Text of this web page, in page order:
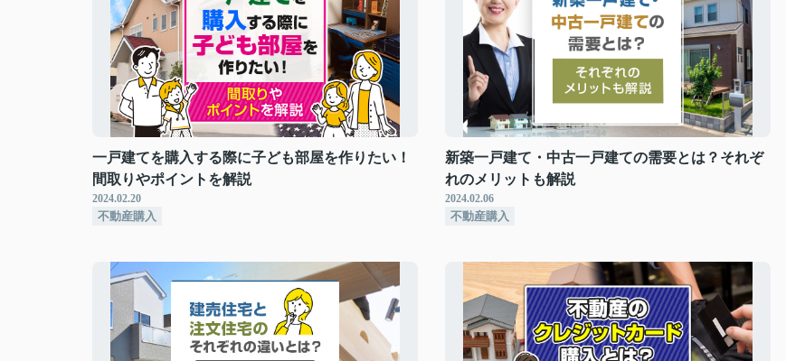
一戸建てを購入する際に子ども部屋を作りたい！
間取りやポイントを解説
2024.02.20
不動産購入
新築一戸建て・中古一戸建ての需要とは？それぞ
れのメリットも解説
2024.02.06
不動産購入